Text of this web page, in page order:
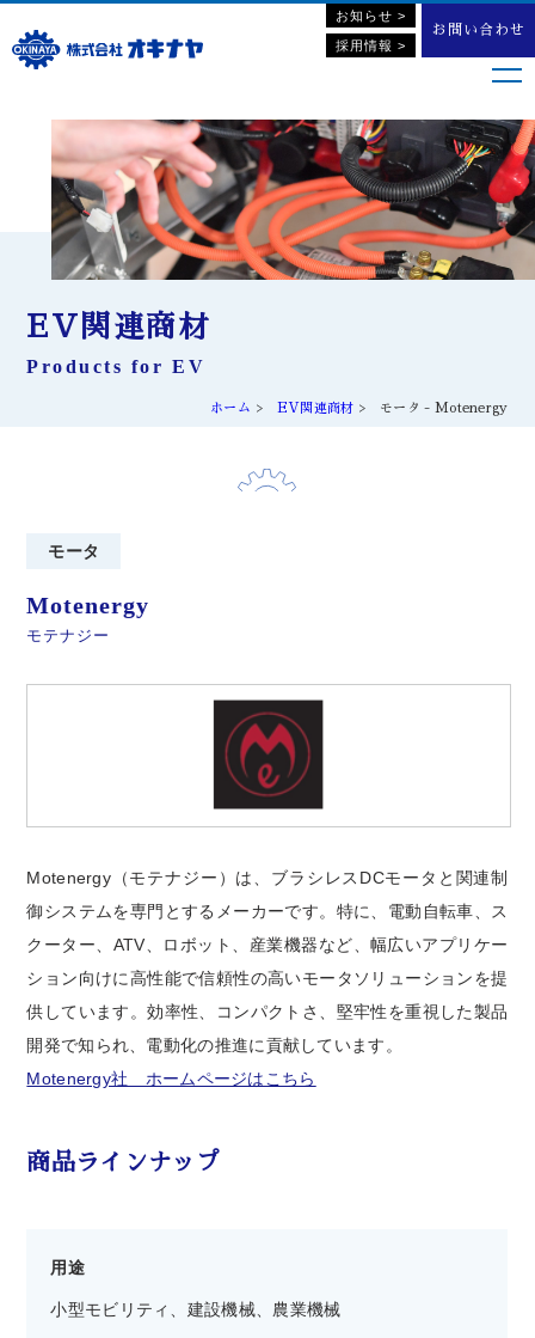
お知らせ >
採用情報 >
お問い合わせ
EV関連商材
Products for EV
ホーム EV関連商材 モータ - Motenergy
モータ
Motenergy
モテナジー
Motenergy（モテナジー）は、ブラシレスDCモータと関連制
御システムを専門とするメーカーです。特に、電動自転車、ス
クーター、ATV、ロボット、産業機器など、幅広いアプリケー
ション向けに高性能で信頼性の高いモータソリューションを提
供しています。効率性、コンパクトさ、堅牢性を重視した製品
開発で知られ、電動化の推進に貢献しています。
Motenergy社 ホームページはこちら
商品ラインナップ
用途
小型モビリティ、建設機械、農業機械